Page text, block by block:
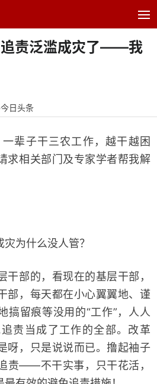
追责泛滥成灾了——我
日头条
子干三农工作，越干越困
求相关部门及专家学者帮我解
为什么没人管？
部的，看现在的基层干部，
部，每天都在小心翼翼地、谨
搞留痕等没用的“工作”，人人
责当成了工作的全部。改革
呀，只是说说而已。撸起袖子
责——不干实事，只干花活，